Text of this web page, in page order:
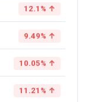
12.1% ↑
9.49% ↑
10.05% ↑
11.21% ↑